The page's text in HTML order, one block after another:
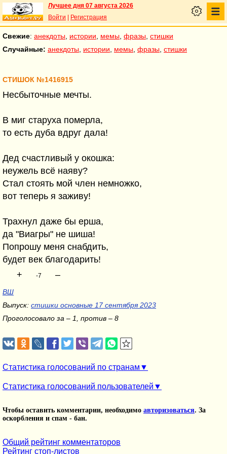
Лучшее дня 07 августа 2026
Войти
Регистрация
Свежие: анекдоты истории мемы фразы стишки
Случайные: анекдоты истории мемы фразы стишки
СТИШОК №1416915
Несбыточные мечты.
В миг старуха померла,
то есть дуба вдруг дала!
Дед счастливый у окошка:
неужель всё наяву?
Стал стоять мой член немножко,
вот теперь я заживу!
Трахнул даже бы ерша,
да "Виагры" не шиша!
Попрошу меня снабдить,
будет век благодарить!
+
-7 –
ВШ
Выпуск: стишки основные 17 сентября 2023
Проголосовало за – 1, против – 8
Статистика голосований по странам
Статистика голосований пользователей
Чтобы оставить комментарии, необходимо авторизоваться. За
оскорбления и спам - бан.
Общий рейтинг комментаторов
Рейтинг стоп-листов